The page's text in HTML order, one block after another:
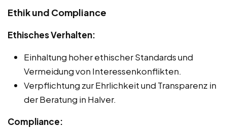
Ethik und Compliance
Ethisches Verhalten:
Einhaltung hoher ethischer Standards und
Vermeidung von Interessenkonflikten.
Verpflichtung zur Ehrlichkeit und Transparenz in
der Beratung in Halver.
Compliance: